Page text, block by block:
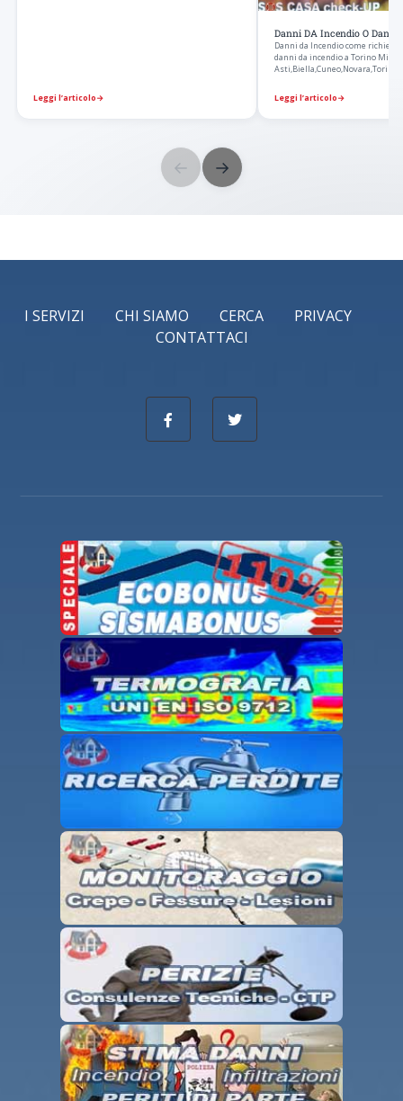
Leggi l’articolo→
Danni DA Incendio O Danni
Danni da Incendio come
danni da incendio a Torino
Leggi l’articolo→
← →
I SERVIZI CHI SIAMO CERCA
PRIVACY
CONTATTACI